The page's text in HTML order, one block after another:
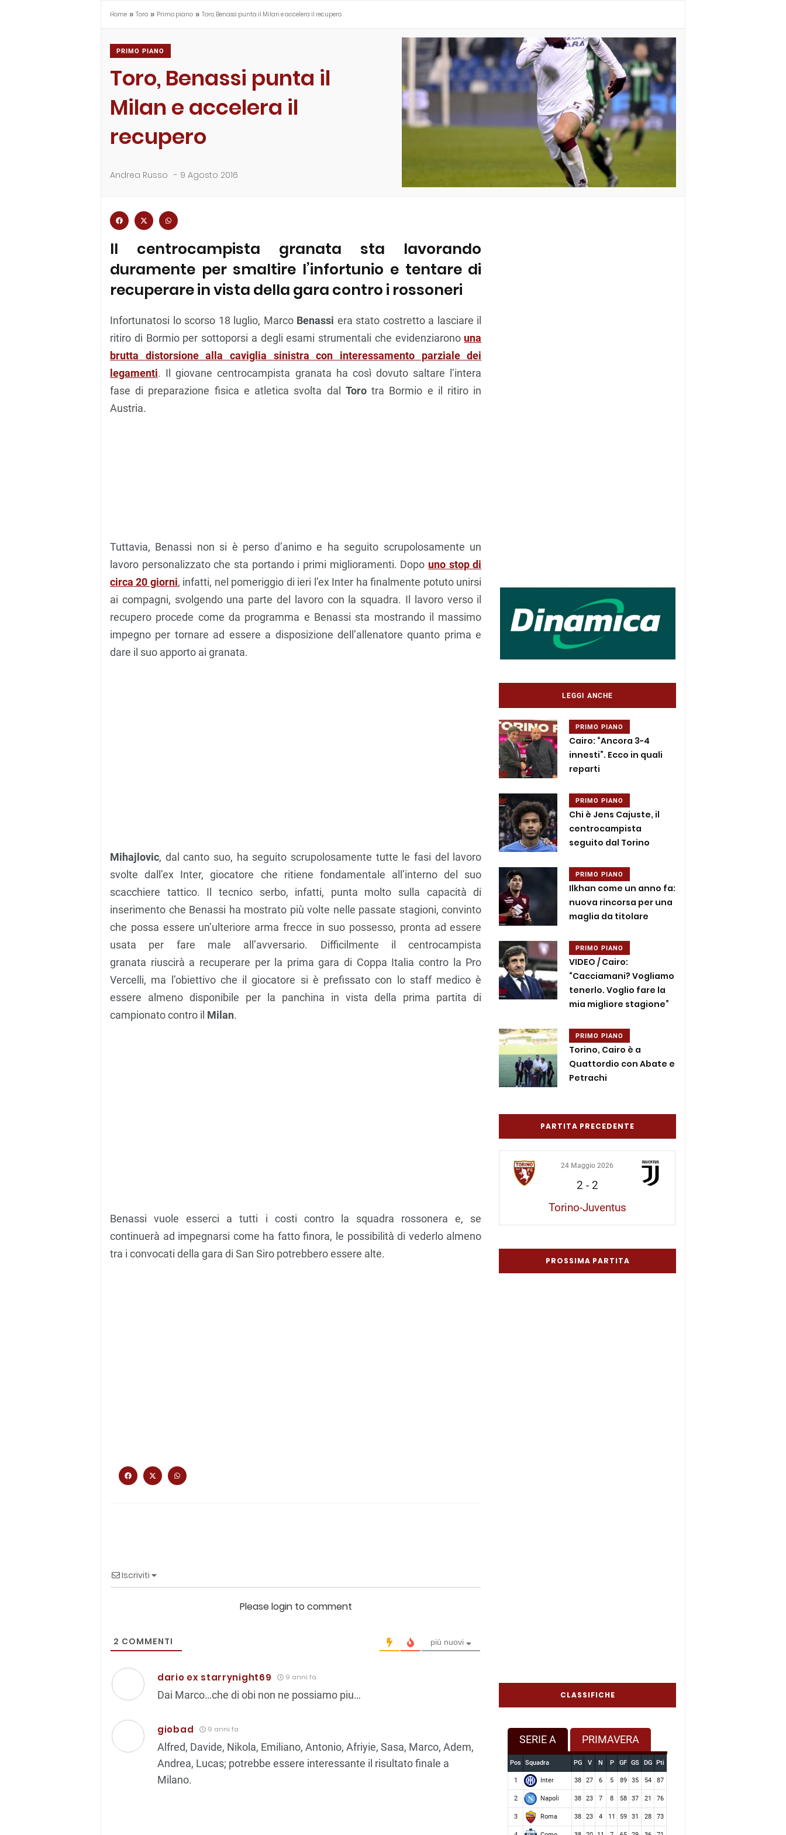
Home » Toro » Primo piano » Toro, Benassi punta il Milan e accelera il recupero
PRIMO PIANO
Toro, Benassi punta il
Milan e accelera il
recupero
Andrea Russo - 9 Agosto 2016
Il centrocampista granata sta lavorando
duramente per smaltire l’infortunio e tentare di
recuperare in vista della gara contro i rossoneri
Infortunatosi lo scorso 18 luglio, Marco Benassi era stato costretto a lasciare il
ritiro di Bormio per sottoporsi a degli esami strumentali che evidenziarono una
brutta distorsione alla caviglia sinistra con interessamento parziale dei
legamenti. Il giovane centrocampista granata ha così dovuto saltare l’intera
fase di preparazione fisica e atletica svolta dal Torotra Bormio e il ritiro in
Austria.
Tuttavia, Benassi non si è perso d’animo e ha seguito scrupolosamente un
lavoro personalizzato che sta portando i primi miglioramenti. Dopo uno stop di
circa 20 giorni, infatti, nel pomeriggio di ieri l’ex Inter ha finalmente potuto unirsi
ai compagni, svolgendo una parte del lavoro con la squadra. Il lavoro verso il
recupero procede come da programma e Benassi sta mostrando il massimo
impegno per tornare ad essere a disposizione dell’allenatore quanto prima e
dare il suo apporto ai granata.
Mihajlovic, dal canto suo, ha seguito scrupolosamente tutte le fasi del lavoro
svolte dall’ex Inter, giocatore che ritiene fondamentale all’interno del suo
scacchiere tattico. Il tecnico serbo, infatti, punta molto sulla capacità di
inserimento che Benassi ha mostrato più volte nelle passate stagioni, convinto
che possa essere un’ulteriore arma frecce in suo possesso, pronta ad essere
usata per fare male all’avversario. Difficilmente il centrocampista
granata riuscirà a recuperare per la prima gara di Coppa Italia contro la Pro
Vercelli, ma l’obiettivo che il giocatore si è prefissato con lo staff medico è
essere almeno disponibile per la panchina in vista della prima partita di
campionato contro il Milan.
Benassi vuole esserci a tutti i costi contro la squadra rossonera e, se
continuerà ad impegnarsi come ha fatto finora, le possibilità di vederlo almeno
tra i convocati della gara di San Siro potrebbero essere alte.
Iscriviti
Please login to comment
2 COMMENTI più nuovi
dario ex starrynight69 9 anni fa
Dai Marco…che di obi non ne possiamo piu…
giobad 9 anni fa
Alfred, Davide, Nikola, Emiliano, Antonio, Afriyie, Sasa, Marco, Adem,
Andrea, Lucas; potrebbe essere interessante il risultato finale a
Milano.
LEGGI ANCHE
PRIMO PIANO
Cairo: “Ancora 3-4
innesti”. Ecco in quali
reparti
PRIMO PIANO
Chi è Jens Cajuste, il
centrocampista
seguito dal Torino
PRIMO PIANO
Ilkhan come un anno fa:
nuova rincorsa per una
maglia da titolare
PRIMO PIANO
VIDEO / Cairo:
“Cacciamani? Vogliamo
tenerlo. Voglio fare la
mia migliore stagione”
PRIMO PIANO
Torino, Cairo è a
Quattordio con Abate e
Petrachi
PARTITA PRECEDENTE
24 Maggio 2026
2 - 2
Torino-Juventus
PROSSIMA PARTITA
CLASSIFICHE
SERIE A PRIMAVERA
Pos Squadra PG V N P GF GS DG Pti
1 Inter 38 27 6 5 89 35 54 87
2 Napoli 38 23 7 8 58 37 21 76
3 Roma 38 23 4 11 59 31 28 73